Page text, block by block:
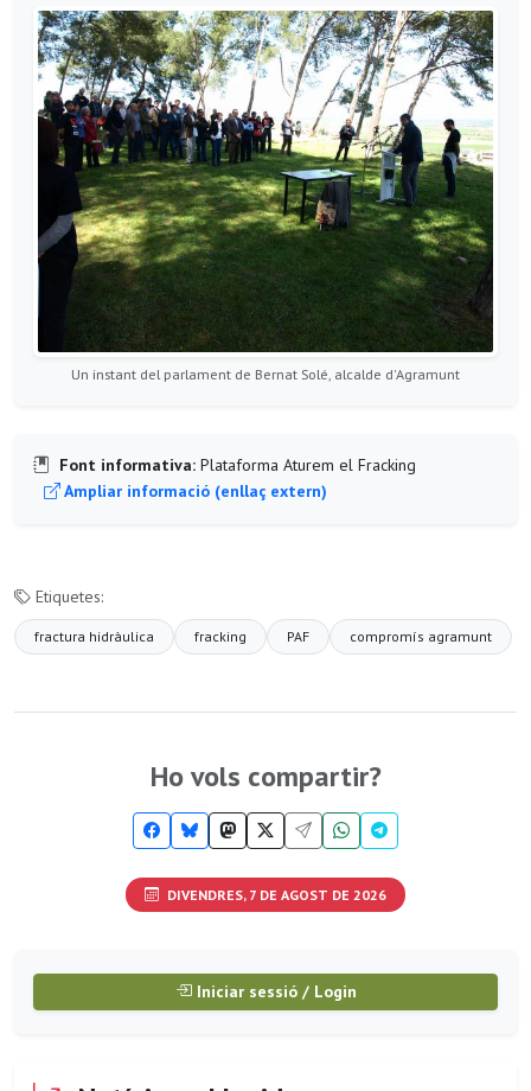
Un instant del parlament de Bernat Solé, alcalde d'Agramunt
Font informativa: Plataforma Aturem el Fracking
Ampliar informació (enllaç extern)
Etiquetes:
fractura hidràulica fracking PAF compromís agramunt
Ho vols compartir?
DIVENDRES, 7 DE AGOST DE 2026
Iniciar sessió / Login